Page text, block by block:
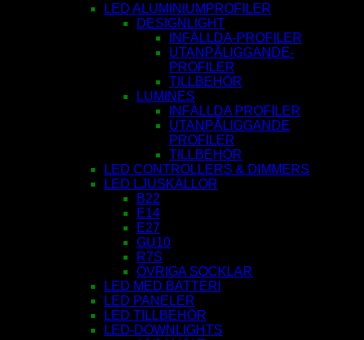
LED ALUMINIUMPROFILER
DESIGNLIGHT
INFÄLLDA-PROFILER
UTANPÅLIGGANDE-
PROFILER
TILLBEHÖR
LUMINES
INFÄLLDA PROFILER
UTANPÅLIGGANDE
PROFILER
TILLBEHÖR
LED CONTROLLERS & DIMMERS
LED LJUSKÄLLOR
B22
E14
E27
GU10
R7S
ÖVRIGA SOCKLAR
LED MED BATTERI
LED PANELER
LED TILLBEHÖR
LED-DOWNLIGHTS